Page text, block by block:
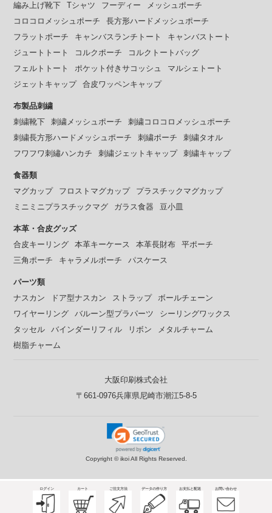
ログイン カート ご注文方法 データの作り方 お支払と配送 お問い合わせ
編み上げ靴下
Tシャツ フーディー
メッシュポーチ
コロコロメッシュポーチ
長方形ハードメッシュポーチ
フラットポーチ
キャンバスランチトート
キャンバストート
ジュートトート
コルクポーチ
コルクトートバッグ
フェルトトート
ポケット付きサコッシュ
マルシェトート
ジェットキャップ
合皮ワッペンキャップ
布製品刺繍
刺繍靴下
刺繍メッシュポーチ
刺繍コロコロメッシュポーチ
刺繍長方形ハードメッシュポーチ
刺繍ポーチ
刺繍タオル
フワフワ刺繡ハンカチ
刺繍ジェットキャップ 刺繍キャップ
食器類
マグカップ
フロストマグカップ
プラスチックマグカップ
ミニミニプラスチックマグ
ガラス食器 豆小皿
本革・合皮グッズ
合皮キーリング
本革キーケース 本革長財布
平ポーチ
三角ポーチ
キャラメルポーチ パスケース
パーツ類
ナスカン
ドア型ナスカン ストラップ
ボールチェーン
ワイヤーリング
バルーン型プラパーツ
シーリングワックス
タッセル
バインダーリフィル リボン
メタルチャーム
樹脂チャーム
大阪印刷株式会社
〒661-0976兵庫県尼崎市潮江5-8-5
Copyright ©ikoi All Rights Reserved.